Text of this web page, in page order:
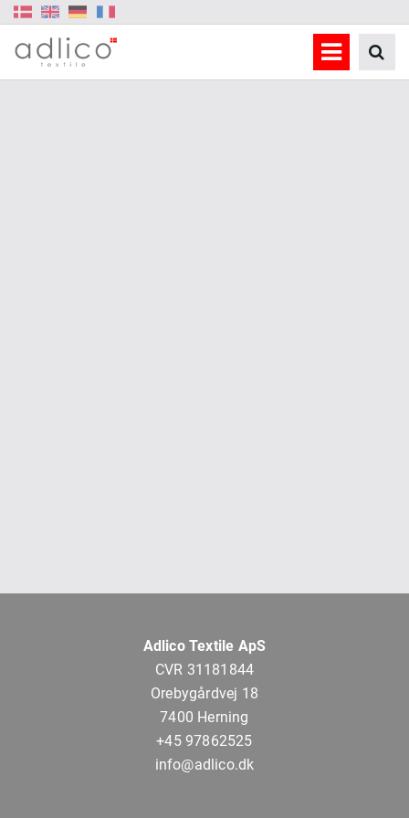
Adlico Textile ApS
CVR 31181844
Orebygårdvej 18
7400 Herning
+45 97862525
info@adlico.dk